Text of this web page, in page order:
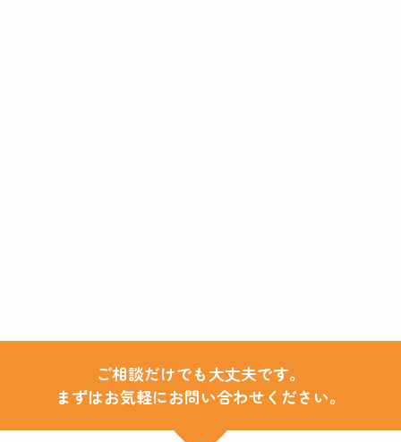
ご相談だけでも大丈夫です。
まずはお気軽にお問い合わせください。